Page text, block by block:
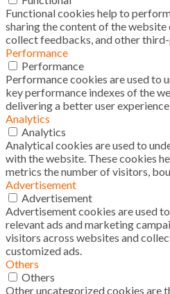
Functional cookies help to
sharing the content of the
collect feedbacks, and other
Performance
Performance
Performance cookies are used to
key performance indexes of the
delivering a better user
Analytics
Analytics
Analytical cookies are used to
with the website. These cookies
metrics the number of visitors,
Advertisement
Advertisement
Advertisement cookies are used
relevant ads and marketing
visitors across websites and
customized ads.
Others
Others
Other uncategorized cookies are